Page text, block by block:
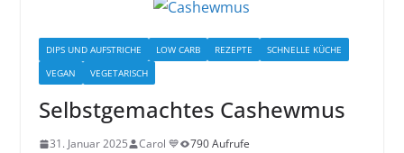
DIPS UND AUFSTRICHE LOW CARB REZEPTE
SCHNELLE KÜCHE
VEGAN
VEGETARISCH
Selbstgemachtes Cashewmus
31. Januar 2025 Carol 💙
790 Aufrufe